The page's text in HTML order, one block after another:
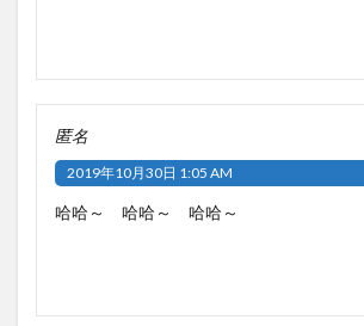
匿名
2019年10月30日 1:05 AM
哈哈～ 哈哈～ 哈哈～